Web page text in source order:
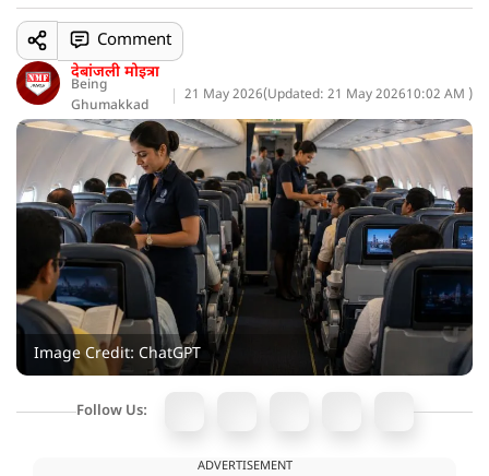
देबांजली मोइत्रा
Being
Ghumakkad
21 May 2026(Updated: 21 May 202610:02 AM )
Comment
Image Credit: ChatGPT
Follow Us:
ADVERTISEMENT